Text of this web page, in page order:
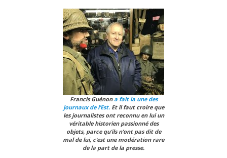
Francis Guénona fait la une des
journaux de l’Est.Et il faut croire que
les journalistes ont reconnu en lui un
véritable historien passionné des
objets, parce qu’ils n’ont pas dit de
mal de lui, c’est une modération rare
de la part de la presse.